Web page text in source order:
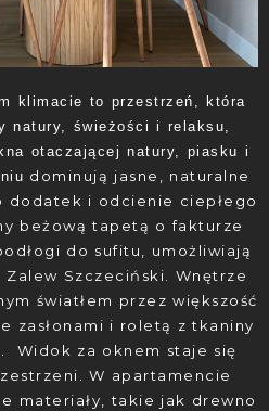
klimacie to przestrzeń, która
natury, świeżości i relaksu,
otaczającej natury, piasku i
dominują jasne, naturalne
dodatek i odcienie ciepłego
beżową tapetą o fakturze
do sufitu, umożliwiają
Szczeciński. Wnętrze
światłem przez większość
zasłonami i roletą z tkaniny
Widok za oknem staje się
W apartamencie
materiały, takie jak drewno